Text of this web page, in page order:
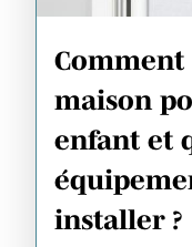
maison
enfant et
installer ?